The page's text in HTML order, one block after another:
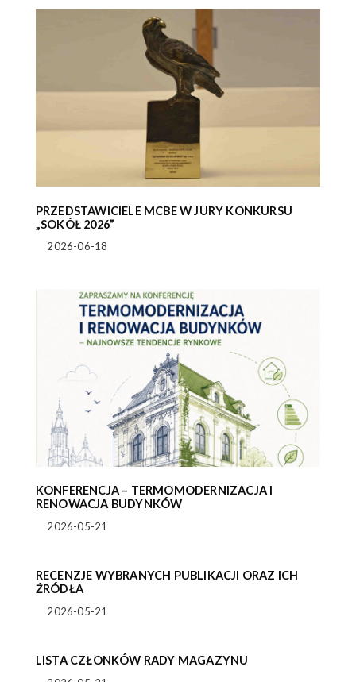
PRZEDSTAWICIELE MCBE W JURY KONKURSU
„SOKÓŁ 2026”
2026-06-18
KONFERENCJA – TERMOMODERNIZACJA I
RENOWACJA BUDYNKÓW
2026-05-21
RECENZJE WYBRANYCH PUBLIKACJI ORAZ ICH
ŹRÓDŁA
2026-05-21
LISTA CZŁONKÓW RADY MAGAZYNU